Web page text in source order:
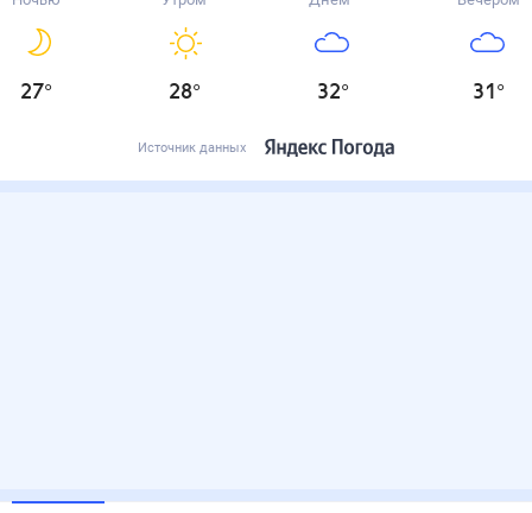
27° 28° 32° 31 °
Источник данных